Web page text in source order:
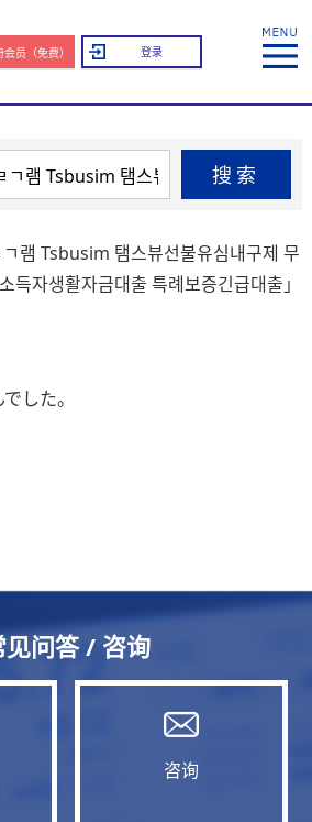
员（免费） 登录
搜索
ㄱ램 Tsbusim 탬스뷰선불유심내구제 무
득자생활자금대출 특례보증긴급대출」
した。
见问答 / 咨询
咨询